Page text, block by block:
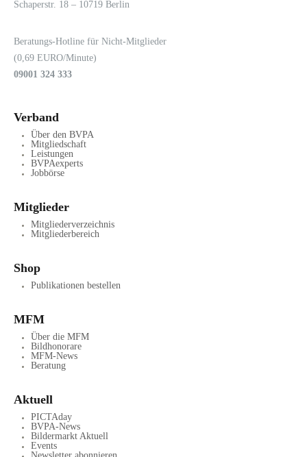
Schaperstr. 18 – 10719 Berlin
Beratungs-Hotline für Nicht-Mitglieder
(0,69 EURO/Minute)
09001 324 333
Verband
Über den BVPA
Mitgliedschaft
Leistungen
BVPAexperts
Jobbörse
Mitglieder
Mitgliederverzeichnis
Mitgliederbereich
Shop
Publikationen bestellen
MFM
Über die MFM
Bildhonorare
MFM-News
Beratung
Aktuell
PICTAday
BVPA-News
Bildermarkt Aktuell
Events